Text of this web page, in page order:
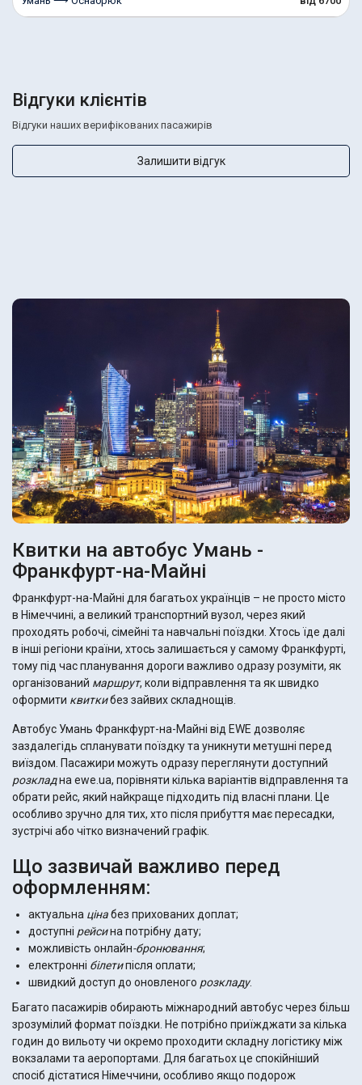
Відгуки клієнтів
Відгуки наших верифікованих пасажирів
Залишити відгук
Квитки на автобус Умань -
Франкфурт-на-Майні
Франкфурт-на-Майні для багатьох українців – не просто місто
в Німеччині, а великий транспортний вузол, через який
проходять робочі, сімейні та навчальні поїздки. Хтось їде далі
в інші регіони країни, хтось залишається у самому Франкфурті,
тому під час планування дороги важливо одразу розуміти, як
організований маршрут, коли відправлення та як швидко
оформити квиткибез зайвих складнощів.
Автобус Умань Франкфурт-на-Майні від EWE дозволяє
заздалегідь спланувати поїздку та уникнути метушні перед
виїздом. Пасажири можуть одразу переглянути доступний
розкладна ewe.ua, порівняти кілька варіантів відправлення та
обрати рейс, який найкраще підходить під власні плани. Це
особливо зручно для тих, хто після прибуття має пересадки,
зустрічі або чітко визначений графік.
Що зазвичай важливо перед
оформленням:
актуальна цінабез прихованих доплат;
доступні рейсина потрібну дату;
можливість онлайн-бронювання;
електронні білетипісля оплати;
швидкий доступ до оновленого розкладу.
Багато пасажирів обирають міжнародний автобус через більш
зрозумілий формат поїздки. Не потрібно приїжджати за кілька
годин до вильоту чи окремо проходити складну логістику між
вокзалами та аеропортами. Для багатьох це спокійніший
спосіб дістатися Німеччини, особливо якщо подорож